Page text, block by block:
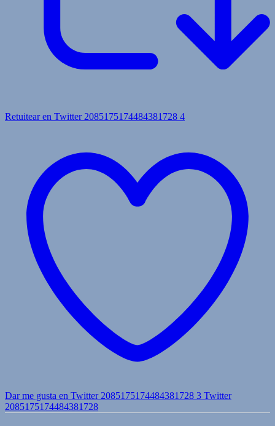
Retuitear en Twitter 2085175174484381728 4
Dar me gusta en Twitter 2085175174484381728 3 Twitter
2085175174484381728